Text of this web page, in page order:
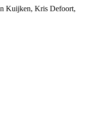
Kuijken, Kris Defoort,